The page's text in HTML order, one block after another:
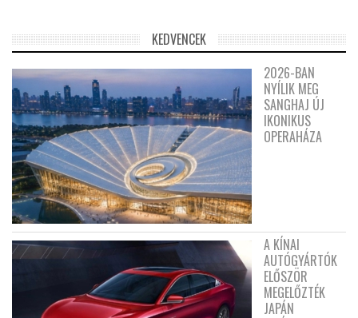
KEDVENCEK
2026-BAN
NYÍLIK MEG
SANGHAJ ÚJ
IKONIKUS
OPERAHÁZA
A KÍNAI
AUTÓGYÁRTÓK
ELŐSZÖR
MEGELŐZTÉK
JAPÁN